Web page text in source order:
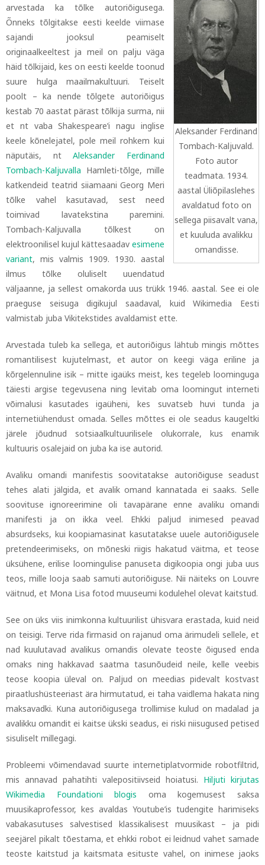
Aleksander Ferdinand
Tombach-Kaljuvald.
Foto autor
teadmata. 1934.
aastal Üliõpilaslehes
avaldatud foto on
sellega piisavalt vana,
et kuuluda avalikku
omandisse.
arvestada ka tõlke autoriõigusega.
Õnneks tõlgitakse eesti keelde viimase
sajandi jooksul peamiselt
originaalkeeltest ja meil on palju väga
häid tõlkijaid, kes on eesti keelde toonud
suure hulga maailmakultuuri. Teiselt
poolt – ka nende tõlgete autoriõigus
kestab 70 aastat pärast tõlkija surma, nii
et nt vaba Shakespeare’i nagu inglise
keele kõnelejatel, pole meil rohkem kui
näputäis, ntAleksander Ferdinand
Tombach-Kaljuvalla Hamleti-tõlge, mille
katkendeid teatrid siiamaani Georg Meri
tõlke vahel kasutavad, sest need
toimivad lavatekstina paremini.
Tombach-Kaljuvalla tõlkest on
elektroonilisel kujul kättesaadav esimene
variant, mis valmis 1909. 1930. aastal
ilmus tõlke oluliselt uuendatud
väljaanne, ja sellest omakorda uus trükk 1946. aastal. See ei ole
praeguse seisuga digikujul saadaval, kuid Wikimedia Eesti
valmistab juba Vikitekstides avaldamist ette.
Arvestada tuleb ka sellega, et autoriõigus lähtub mingis mõttes
romantilisest kujutelmast, et autor on keegi väga eriline ja
kõrgelennuline isik – mitte igaüks meist, kes tegeleb loominguga
täiesti argise tegevusena ning levitab oma loomingut interneti
võimalusi kasutades igaüheni, kes suvatseb huvi tunda ja
internetiühendust omada. Selles mõttes ei ole seadus kaugeltki
järele jõudnud sotsiaalkultuurilisele olukorrale, kus enamik
kultuuris osalejaid on juba ka ise autorid.
Avaliku omandi manifestis soovitatakse autoriõiguse seadust
tehes alati jälgida, et avalik omand kannatada ei saaks. Selle
soovituse ignoreerimine oli tavapärane enne avaliku omandi
manifesti ja on ikka veel. Ehkki paljud inimesed peavad
absurdseks, kui koopiamasinat kasutatakse uuele autoriõigusele
pretendeerimiseks, on mõneski riigis hakatud väitma, et teose
üksühene, erilise loomingulise panuseta digikoopia ongi juba uus
teos, mille looja saab samuti autoriõiguse. Nii näiteks on Louvre
väitnud, et Mona Lisa fotod muuseumi kodulehel olevat kaitstud.
See on üks viis inimkonna kultuurilist ühisvara erastada, kuid neid
on teisigi. Terve rida firmasid on rajanud oma ärimudeli sellele, et
nad kuulutavad avalikus omandis olevate teoste õigused enda
omaks ning hakkavad saatma tasunõudeid neile, kelle veebis
teose koopia üleval on. Paljud on meedias pidevalt kostvast
piraatlushüsteeriast ära hirmutatud, ei taha vaidlema hakata ning
maksavadki. Kuna autoriõigusega trollimise kulud on madalad ja
avalikku omandit ei kaitse ükski seadus, ei riski niisugused petised
sisuliselt millegagi.
Probleemi võimendavad suurte internetiplatvormide robotfiltrid,
mis annavad pahatihti valepositiivseid hoiatusi. Hiljuti kirjutas
Wikimedia Foundationi blogis
oma kogemusest saksa
muusikaprofessor, kes avaldas Youtube’is tudengite harimiseks
vabakasutuses salvestised klassikalisest muusikast – ja pidi
seejärel pikalt tõestama, et ehkki robot ei leidnud vahet samade
teoste kaitstud ja kaitsmata esituste vahel, on inimese jaoks